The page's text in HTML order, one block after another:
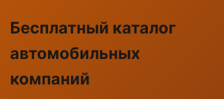
Бесплатный каталог
автомобильных
компаний